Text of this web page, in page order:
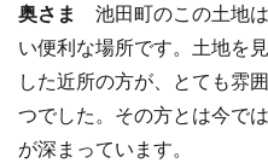
奥さま 池田町のこの土地
い便利な場所です。土地を
した近所の方が、とても雰
つでした。その方とは今で
が深まっています。